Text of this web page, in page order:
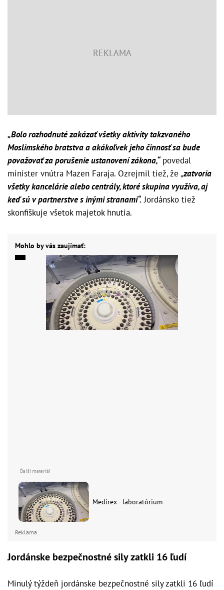
„Bolo rozhodnuté zakázať všetky aktivity takzvaného
Moslimského bratstva a akákoľvek jeho činnosť sa bude
považovať za porušenie ustanovení zákona,“povedal
minister vnútra Mazen Faraja. Ozrejmil tiež, že „zatvoria
všetky kancelárie alebo centrály, ktoré skupina využíva, aj
keď sú v partnerstve s inými stranami“.Jordánsko tiež
skonfiškuje všetok majetok hnutia.
Mohlo by vás zaujímať:
Medirex - laboratórium
Reklama
Jordánske bezpečnostné sily zatkli 16 ľudí
Minulý týždeň jordánske bezpečnostné sily zatkli 16 ľudí